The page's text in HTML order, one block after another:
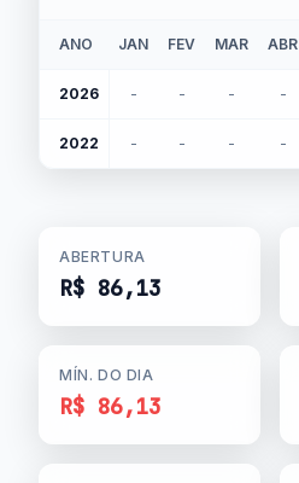
ANO JAN FEV MAR ABR
2026 - - - -
2022 - - - -
ABERTURA
R$ 86,13
MÍN. DO DIA
R$ 86,13